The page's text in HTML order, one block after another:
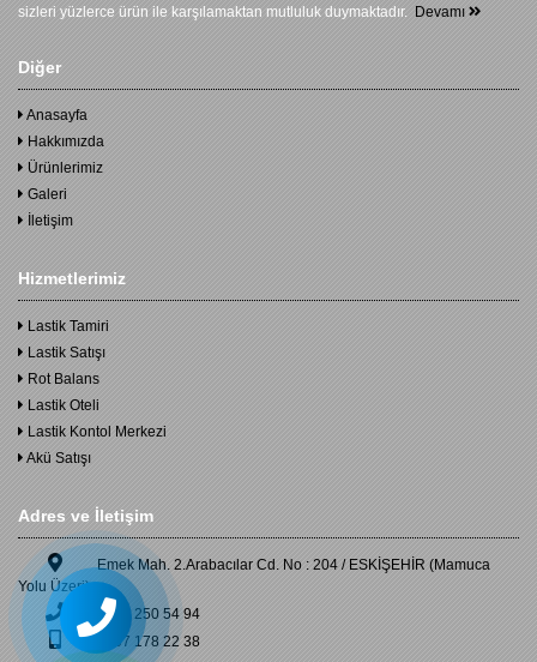
sizleri yüzlerce ürün ile karşılamaktan mutluluk duymaktadır. Devamı
Diğer
Anasayfa
Hakkımızda
Ürünlerimiz
Galeri
İletişim
Hizmetlerimiz
Lastik Tamiri
Lastik Satışı
Rot Balans
Lastik Oteli
Lastik Kontol Merkezi
Akü Satışı
Adres ve İletişim
Emek Mah. 2.Arabacılar Cd. No : 204 / ESKİŞEHİR (Mamuca
Yolu Üzeri)
0222 250 54 94
0507 178 22 38